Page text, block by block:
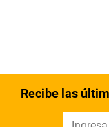
Recibe las